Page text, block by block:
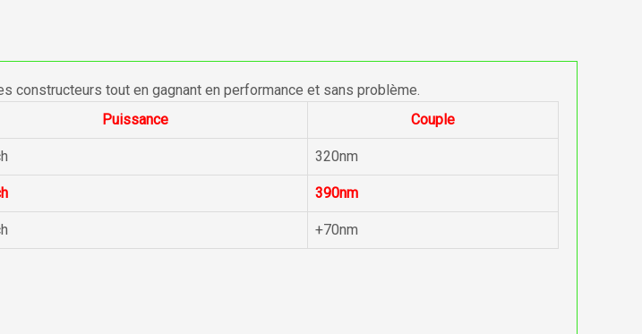
constructeurs tout en gagnant en performance et sans problème.
Puissance Couple
320nm
390nm
+70nm